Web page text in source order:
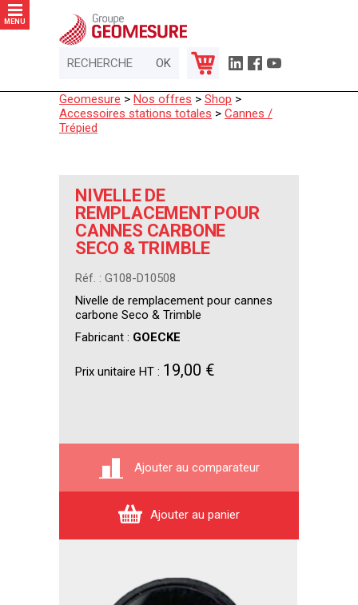
MENU
Geomesure > Nos offres > Shop >
Accessoires stations totales > Cannes /
Trépied
NIVELLE DE
REMPLACEMENT POUR
CANNES CARBONE
SECO & TRIMBLE
Réf. : G108-D10508
Nivelle de remplacement pour cannes
carbone Seco & Trimble
Fabricant : GOECKE
Prix unitaire HT : 19,00 €
Ajouter au comparateur
Ajouter au panier
Panneau de gestion des cookies